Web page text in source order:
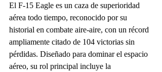
El F-15 Eagle es un caza de superioridad
aérea todo tiempo, reconocido por su
historial en combate aire-aire, con un récord
ampliamente citado de 104 victorias sin
pérdidas. Diseñado para dominar el espacio
aéreo, su rol principal incluye la